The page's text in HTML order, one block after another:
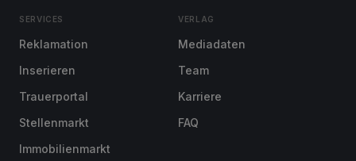
SERVICES
Reklamation
Inserieren
Trauerportal
Stellenmarkt
Immobilienmarkt
VERLAG
Mediadaten
Team
Karriere
FAQ